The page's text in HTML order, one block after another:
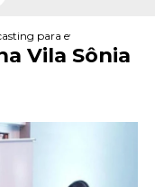
promocionais
para eventos na vila
Vila Sônia